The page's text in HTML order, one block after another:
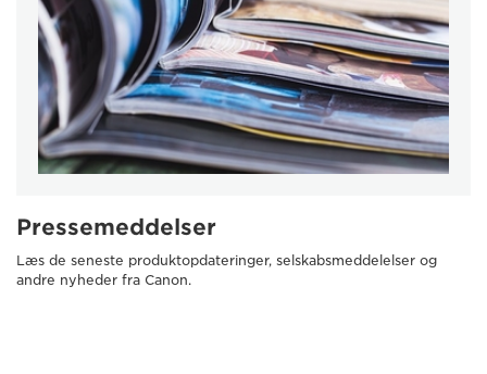
Pressemeddelser
Læs de seneste produktopdateringer, selskabsmeddelelser og
andre nyheder fra Canon.